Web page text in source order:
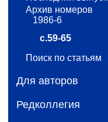
Архив номеров
1986-6
с.59-65
Поиск по статьям
Для авторов
Редколлегия